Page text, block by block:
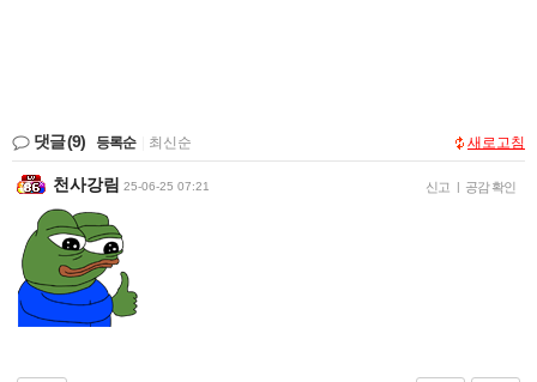
댓글(9) 등록순 최신순 새로고침
천사강림 25-06-25 07:21 신고 | 공감 확인